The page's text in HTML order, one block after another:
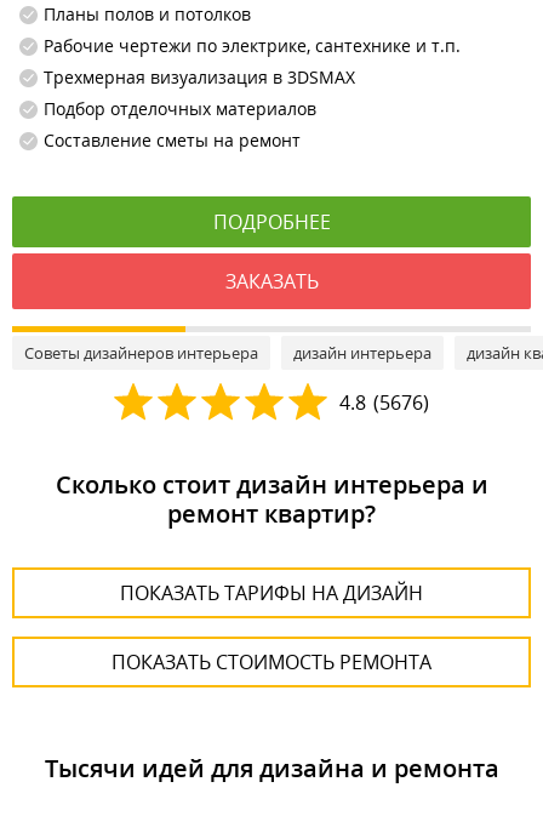
Планы полов и потолков
Рабочие чертежи по электрике, сантехнике и т.п.
Трехмерная визуализация в 3DSMAX
Подбор отделочных материалов
Составление сметы на ремонт
ПОДРОБНЕЕ
ЗАКАЗАТЬ
Советы дизайнеров интерьера дизайн интерьера дизайн
4.8 (5676)
Сколько стоит дизайн интерьера и
ремонт квартир?
ПОКАЗАТЬ ТАРИФЫ НА ДИЗАЙН
ПОКАЗАТЬ СТОИМОСТЬ РЕМОНТА
Тысячи идей для дизайна и ремонта